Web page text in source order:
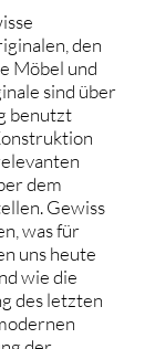
den
Möbel und
sind über
benutzt
dem
Gewiss
was für
uns heute
wie die
des letzten